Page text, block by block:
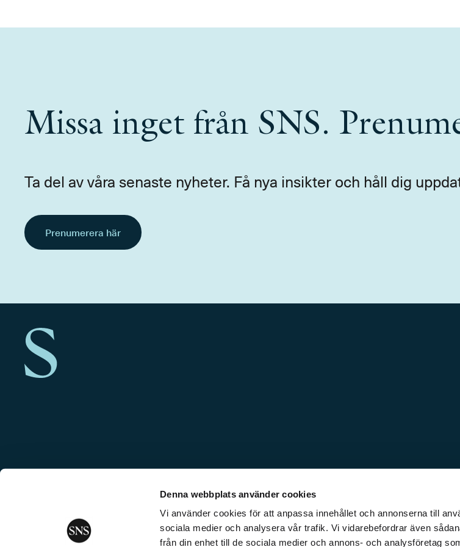
Denna webbplats använder cookies
Vi använder cookies för att anpassa innehållet och annonserna till
sociala medier och analysera vår trafik. Vi vidarebefordrar även
från din enhet till de sociala medier och annons- och analysföretag
Missa inget från SNS.
Ta del av våra senaste nyheter. Få nya insikter och håll dig
Prenumerera här